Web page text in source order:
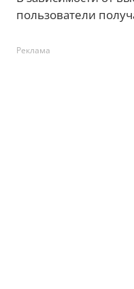
пользователи
Реклама